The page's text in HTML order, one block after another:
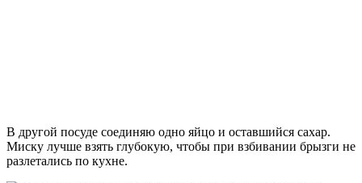
В другой посуде соединяю одно яйцо и оставшийся сахар.
Миску лучше взять глубокую, чтобы при взбивании брызги не
разлетались по кухне.